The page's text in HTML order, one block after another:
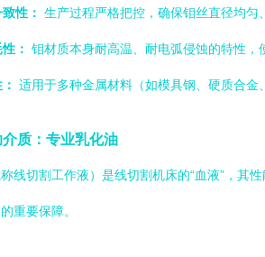
性： 生产过程严格把控，确保钼丝直径均匀
： 钼材质本身耐高温、耐电弧侵蚀的特性，
适用于多种金属材料（如模具钢、硬质合金
质：专业乳化油
线切割工作液）是线切割机床的“血液”，其
重要保障。